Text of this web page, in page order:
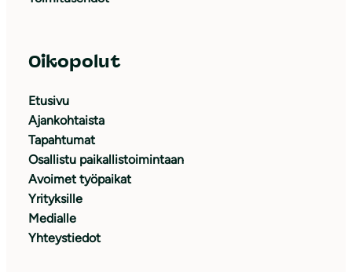
Oikopolut
Etusivu
Ajankohtaista
Tapahtumat
Osallistu paikallistoimintaan
Avoimet työpaikat
Yrityksille
Medialle
Yhteystiedot